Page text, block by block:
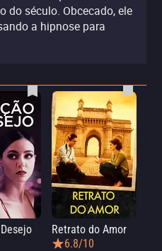
do século. Obcecado, ele
a hipnose para
Retrato do Amor
6.8/10